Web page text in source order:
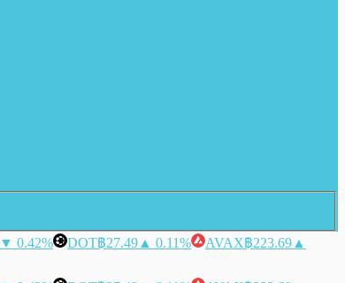
▼ 0.42% DOT฿27.49 ▲ 0.11% AVAX฿223.69 ▲